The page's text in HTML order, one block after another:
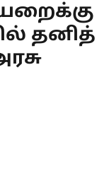
தனித்